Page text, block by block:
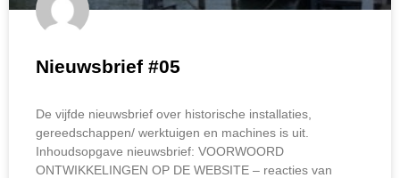
Nieuwsbrief #05
De vijfde nieuwsbrief over historische installaties,
gereedschappen/ werktuigen en machines is uit.
Inhoudsopgave nieuwsbrief: VOORWOORD
ONTWIKKELINGEN OP DE WEBSITE – reacties van